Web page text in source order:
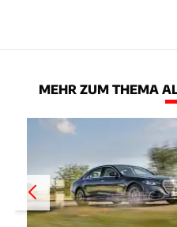
MEHR ZUM THEMA